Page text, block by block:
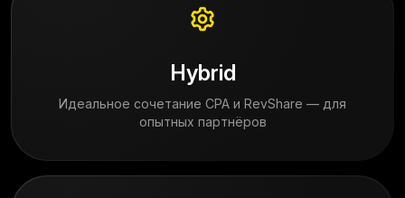
Hybrid
Идеальное сочетание CPA и RevShare — для
опытных партнёров